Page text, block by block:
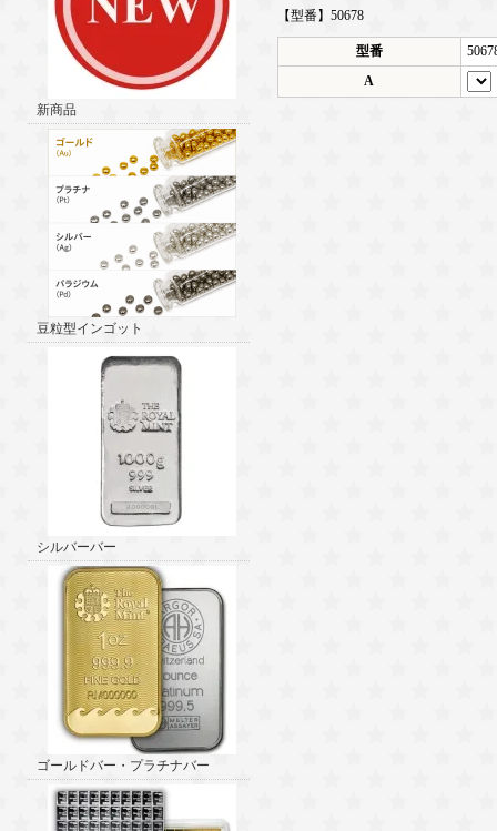
新商品
豆粒型インゴット
シルバーバー
ゴールドバー・プラチナバー
【型番】50678
型番
A